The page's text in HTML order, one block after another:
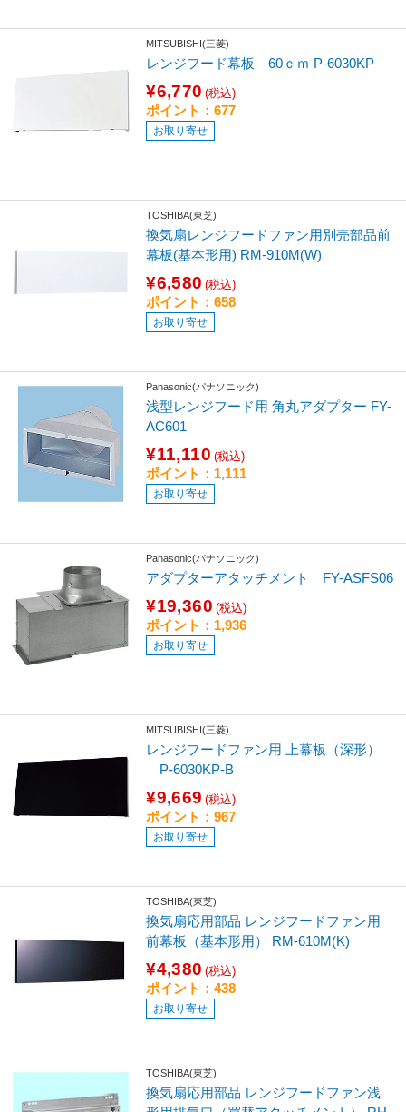
MITSUBISHI(三菱)
レンジフード幕板 60ｃｍ P-6030KP
¥6,770 (税込)
ポイント：677
お取り寄せ
TOSHIBA(東芝)
換気扇レンジフードファン用別売部品前
幕板(基本形用) RM-910M(W)
¥6,580 (税込)
ポイント：658
お取り寄せ
Panasonic(パナソニック)
浅型レンジフード用 角丸アダプター FY-
AC601
¥11,110 (税込)
ポイント：1,111
お取り寄せ
Panasonic(パナソニック)
アダプターアタッチメント FY-ASFS06
¥19,360 (税込)
ポイント：1,936
お取り寄せ
MITSUBISHI(三菱)
レンジフードファン用 上幕板（深形）
P-6030KP-B
¥9,669 (税込)
ポイント：967
お取り寄せ
TOSHIBA(東芝)
換気扇応用部品 レンジフードファン用
前幕板（基本形用） RM-610M(K)
¥4,380 (税込)
ポイント：438
お取り寄せ
TOSHIBA(東芝)
換気扇応用部品 レンジフードファン浅